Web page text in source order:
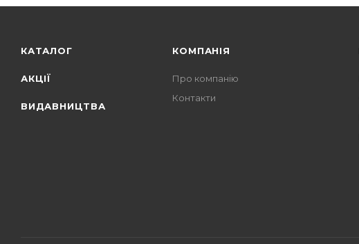
КАТАЛОГ
АКЦІЇ
ВИДАВНИЦТВА
КОМПАНІЯ
Про компанію
Контакти